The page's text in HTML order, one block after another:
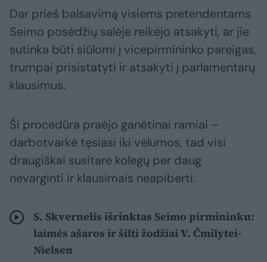
Dar prieš balsavimą visiems pretendentams
Seimo posėdžių salėje reikėjo atsakyti, ar jie
sutinka būti siūlomi į vicepirmininko pareigas,
trumpai prisistatyti ir atsakyti į parlamentarų
klausimus.
Ši procedūra praėjo ganėtinai ramiai –
darbotvarkė tęsiasi iki vėlumos, tad visi
draugiškai susitarė kolegų per daug
nevarginti ir klausimais neapiberti.
S. Skvernelis išrinktas Seimo pirmininku:
laimės ašaros ir šilti žodžiai V. Čmilytei-
Nielsen